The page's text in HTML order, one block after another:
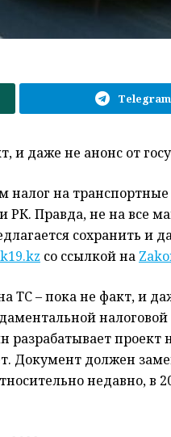
Telegram
и даже не анонс от
на транспортные
РК. Правда, не на все
сохранить и
со ссылкой на
ТС – пока не факт, и
проект
Документ должен
недавно, в